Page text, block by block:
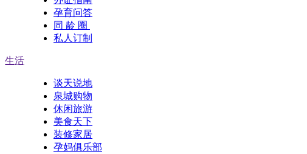
孕育问答
同 龄 圈
私人订制
生活
谈天说地
泉城购物
休闲旅游
美食天下
装修家居
孕妈俱乐部